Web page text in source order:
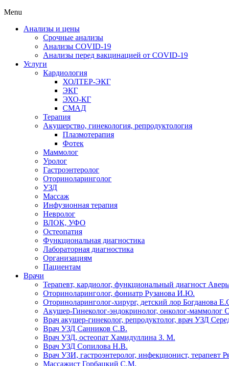
Menu
Анализы и цены
Срочные анализы
Анализы COVID-19
Анализы перед вакцинацией от COVID-19
Услуги
Кардиология
ХОЛТЕР-ЭКГ
ЭКГ
ЭХО-КГ
СМАД
Терапия
Акушерство, гинекология, репродуктология
Плазмотерапия
Фотек
Маммолог
Уролог
Гастроэнтеролог
Оториноларинголог
УЗД
Массаж
Инфузионная терапия
Невролог
ВЛОК, УФО
Остеопатия
Функциональная диагностика
Лабораторная диагностика
Организациям
Пациентам
Врачи
Терапевт, кардиолог, функциональный диагност
Оториноларинголог, фониатр Рузанова И.Ю.
Оториноларинголог-хирург, детский лор Богданова
Акушер-Гинеколог-эндокринолог, онколог-маммолог
Врач акушер-гинеколог, репродуктолог, врач УЗД
Врач УЗД Санников С.В.
Врач УЗД, остеопат Хамидуллина З. М.
Врач УЗД Сопилова Н.В.
Врач УЗИ, гастроэнтеролог, инфекционист, терапевт
Массажист Горбацкий С.М.